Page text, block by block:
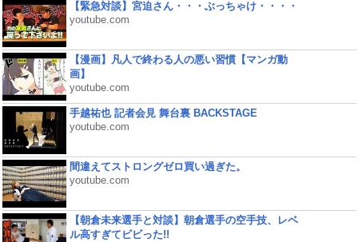
【緊急対談】宮迫さん・・・ぶっちゃけ・・・・
youtube.com
【漫画】凡人で終わる人の悪い習慣【マンガ動
画】
youtube.com
手越祐也 記者会見 舞台裏 BACKSTAGE
youtube.com
間違えてストロングゼロ買い過ぎた。
youtube.com
【朝倉未来選手と対談】朝倉選手の空手技、レベ
ル高すぎてビビった!!